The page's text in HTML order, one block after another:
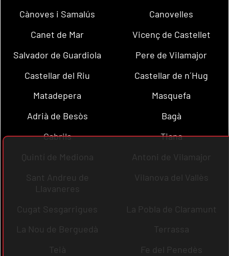
Cànoves i Samalús
Canovelles
Canet de Mar
Vicenç de Castellet
Salvador de Guardiola
Pere de Vilamajor
Castellar del Riu
Castellar de n´Hug
Matadepera
Masquefa
Adrià de Besòs
Bagà
Cabrils
Tiana
Quintí de Mediona
Antoni de Vilamajor
Sant Andreu de
Llavaneres
Vilanova del Vallès
Cugat Sesgarrigues
La Pobla de Claramunt
La Nou de Berguedà
Terrassa
Teià
Fe del Penedès